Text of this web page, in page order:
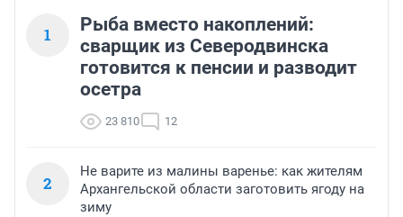
1
Рыба вместо накоплений:
сварщик из Северодвинска
готовится к пенсии и разводит
осетра
23 810 12
2
Не варите из малины варенье: как жителям
Архангельской области заготовить ягоду на
зиму